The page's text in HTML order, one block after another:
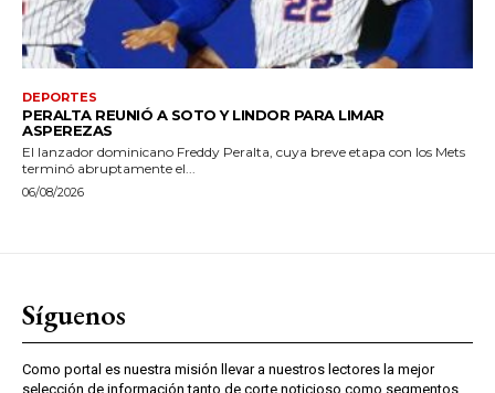
DEPORTES
PERALTA REUNIÓ A SOTO Y LINDOR PARA LIMAR
ASPEREZAS
El lanzador dominicano Freddy Peralta, cuya breve etapa con los Mets
terminó abruptamente el...
06/08/2026
Síguenos
Como portal es nuestra misión llevar a nuestros lectores la mejor
selección de información tanto de corte noticioso como segmentos